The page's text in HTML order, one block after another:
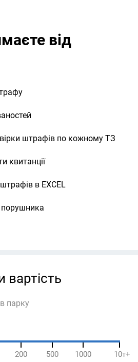
від
штрафів по кожному ТЗ
квитанції
в EXCEL
порушника
вартість
парку
200 500 1000 10т+